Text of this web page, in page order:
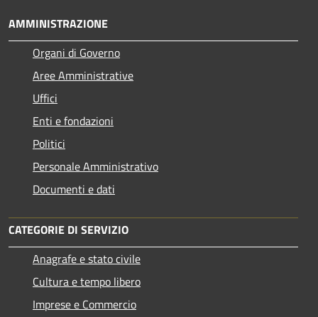
AMMINISTRAZIONE
Organi di Governo
Aree Amministrative
Uffici
Enti e fondazioni
Politici
Personale Amministrativo
Documenti e dati
CATEGORIE DI SERVIZIO
Anagrafe e stato civile
Cultura e tempo libero
Imprese e Commercio